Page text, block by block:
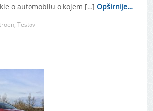
o automobilu o kojem […] Opširnije…
, Testovi